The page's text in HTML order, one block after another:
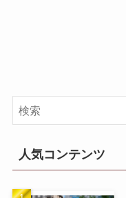
人気コンテンツ